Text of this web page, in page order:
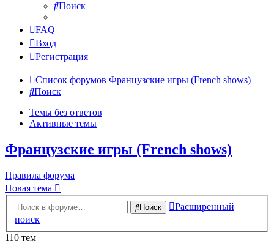
Поиск
FAQ
Вход
Регистрация
Список форумов Французские игры (French shows)
Поиск
Темы без ответов
Активные темы
Французские игры (French shows)
Правила форума
Новая тема
Поиск
Расширенный
поиск
110 тем